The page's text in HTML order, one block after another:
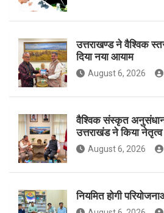
k
m
उत्तराखण्ड ने वैश्विक
दिया नया आयाम
August 6, 2026
वैश्विक संस्कृत
उत्तराखंड ने किया नेतृत्व
August 6, 2026
नियमित होगी